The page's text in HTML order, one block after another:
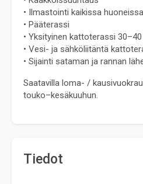
• Ilmastointi kaikissa huoneissa
• Pääterassi
• Yksityinen kattoterassi
• Vesi- ja sähköliitäntä
• Sijainti sataman ja rannan
Saatavilla loma- /
touko–kesäkuuhun.
Tiedot